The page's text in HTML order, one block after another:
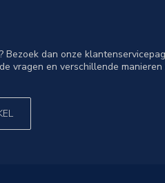
dan onze
vragen en verschillende